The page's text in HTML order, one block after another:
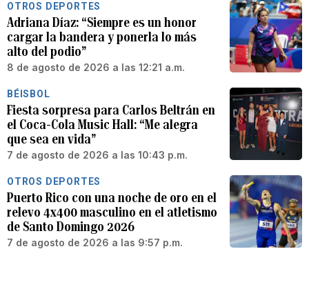
OTROS DEPORTES
Adriana Díaz: “Siempre es un honor
cargar la bandera y ponerla lo más
alto del podio”
8 de agosto de 2026 a las 12:21 a.m.
BÉISBOL
Fiesta sorpresa para Carlos Beltrán en
el Coca-Cola Music Hall: “Me alegra
que sea en vida”
7 de agosto de 2026 a las 10:43 p.m.
OTROS DEPORTES
Puerto Rico con una noche de oro en el
relevo 4x400 masculino en el atletismo
de Santo Domingo 2026
7 de agosto de 2026 a las 9:57 p.m.